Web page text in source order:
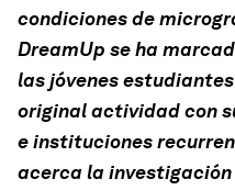
condiciones de
DreamUp se ha
las jóvenes
original actividad con
e instituciones
acerca la